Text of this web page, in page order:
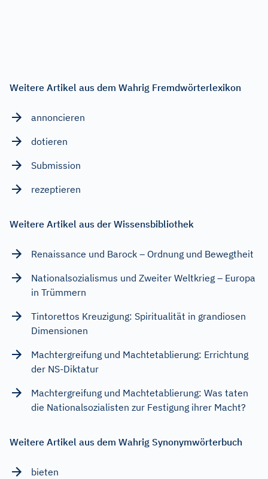
Weitere Artikel aus dem Wahrig Fremdwörterlexikon
annoncieren
dotieren
Submission
rezeptieren
Weitere Artikel aus der Wissensbibliothek
Renaissance und Barock – Ordnung und Bewegtheit
Nationalsozialismus und Zweiter Weltkrieg – Europa
in Trümmern
Tintorettos Kreuzigung: Spiritualität in grandiosen
Dimensionen
Machtergreifung und Machtetablierung: Errichtung
der NS-Diktatur
Machtergreifung und Machtetablierung: Was taten
die Nationalsozialisten zur Festigung ihrer Macht?
Weitere Artikel aus dem Wahrig Synonymwörterbuch
bieten